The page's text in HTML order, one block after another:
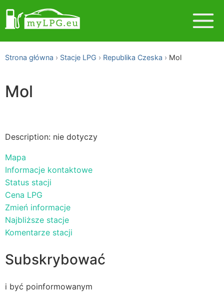
Strona główna Stacje LPG Republika Czeska Mol
Mol
Description: nie dotyczy
Mapa
Informacje kontaktowe
Status stacji
Cena LPG
Zmień informacje
Najbliższe stacje
Komentarze stacji
Subskrybować
i być poinformowanym